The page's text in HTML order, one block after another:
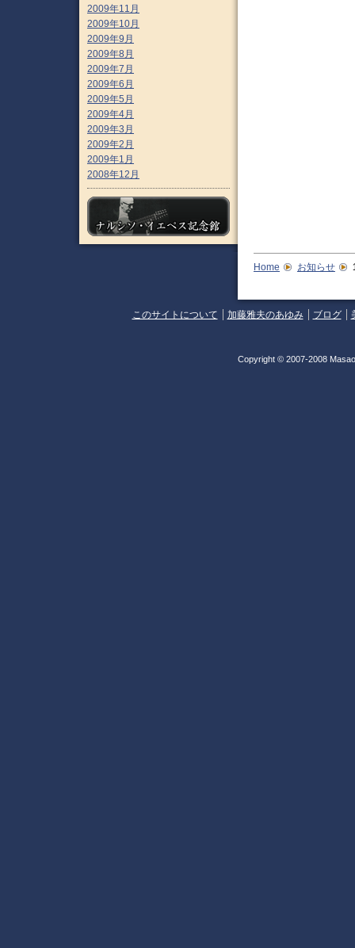
2009年11月
2009年10月
2009年9月
2009年8月
2009年7月
2009年6月
2009年5月
2009年4月
2009年3月
2009年2月
2009年1月
2008年12月
Home お知らせ
このサイトについて 加藤雅夫のあゆみ ブログ
Copyright © 2007-2008